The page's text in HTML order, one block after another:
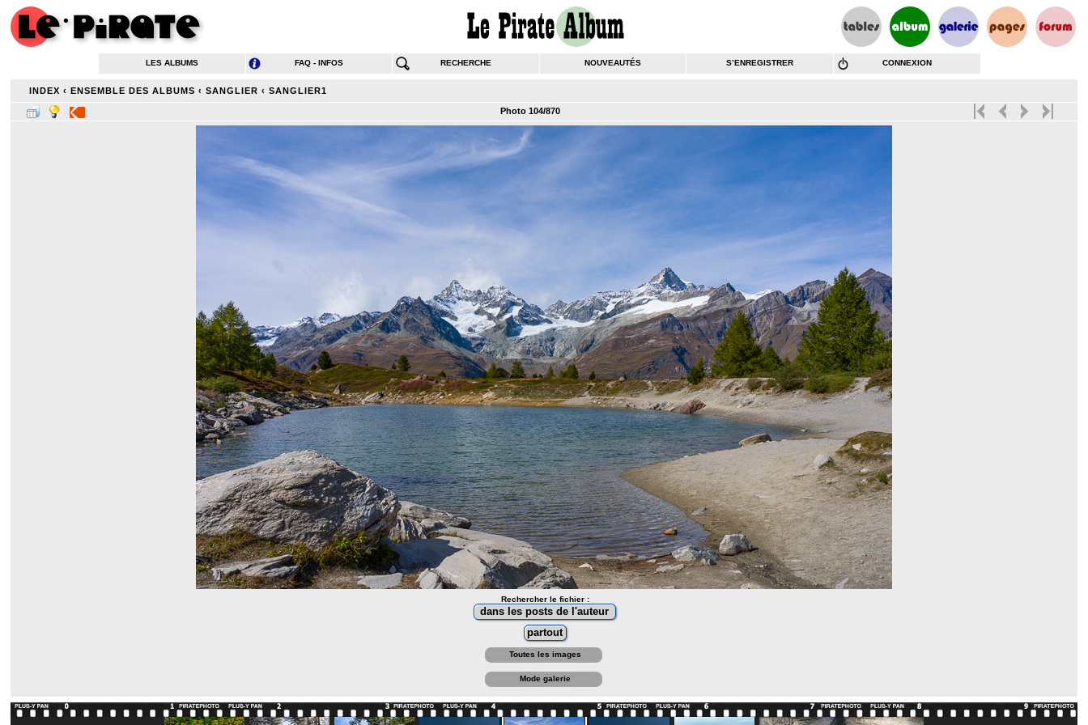
LES ALBUMS FAQ - INFOS RECHERCHE NOUVEAUTÉS S’ENREGISTRER CONNEXION
INDEX ‹ ENSEMBLE DES ALBUMS ‹ SANGLIER ‹ SANGLIER1
Photo 104/870
Rechercher le fichier :
Toutes les images
Mode galerie